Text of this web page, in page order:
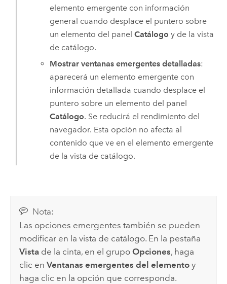
elemento emergente con información
general cuando desplace el puntero sobre
un elemento del panelCatálogo y de la vista
de catálogo.
Mostrar ventanas emergentes detalladas:
aparecerá un elemento emergente con
información detallada cuando desplace el
puntero sobre un elemento del panel
Catálogo. Se reducirá el rendimiento del
navegador. Esta opción no afecta al
contenido que ve en el elemento emergente
de la vista de catálogo.
Nota:
Las opciones emergentes también se pueden
modificar en la vista de catálogo. En la pestaña
Vista de la cinta, en el grupoOpciones, haga
clic enVentanas emergentes del elemento y
haga clic en la opción que corresponda.